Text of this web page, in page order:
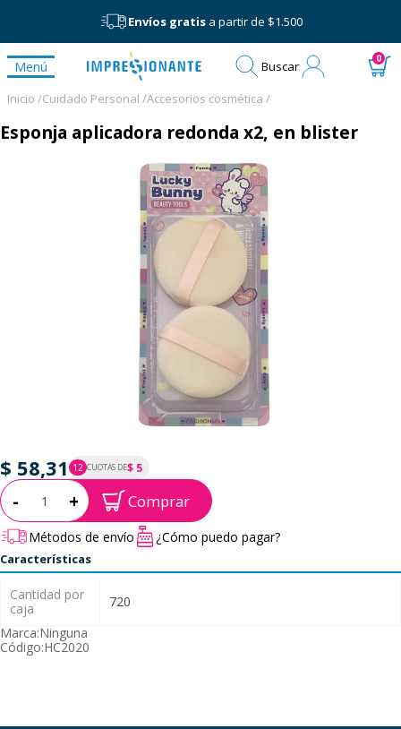
Envíos gratisa partir de $1.500
Menú Buscar 0
Inicio /Cuidado Personal /Accesorios cosmética /
Esponja aplicadora redonda x2, en blister
$ 58,31 12 CUOTAS DE$ 5
P.T.F. $ 58
Cantidad:
- + Comprar
Métodos de envío ¿Cómo puedo pagar?
Características
Cantidad por
caja
720
Marca:Ninguna
Código:HC2020